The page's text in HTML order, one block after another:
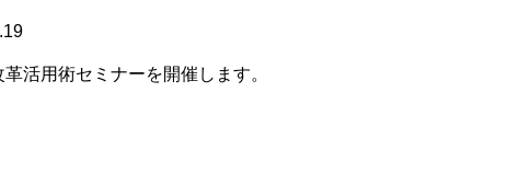
活用術セミナーを開催します。